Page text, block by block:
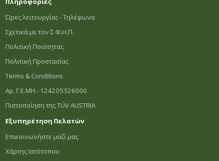
Ώρες λειτουργίας - Τηλέφωνα
Σχετικά με τον Σ.Φ.Η.Π.
Πολιτική Ποιότητας
Πολιτική Προστασίας
Terms & Conditions
Αρ. Γ.Ε.ΜΗ.- 124205326000
Πιστοποίηση της TÜV AUSTRIA
Εξυπηρέτηση Πελατών
Επικοινωνήστε μαζί μας
Χάρτης Ιστότοπου